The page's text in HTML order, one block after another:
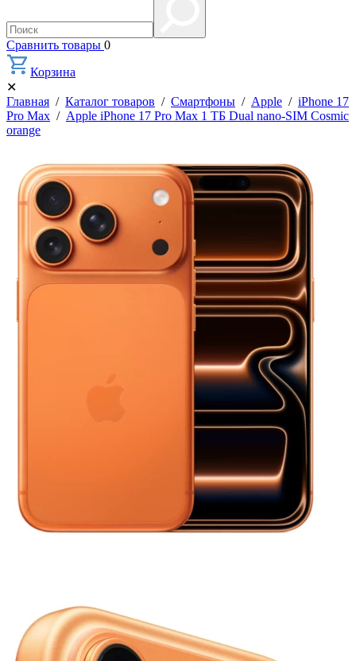
Сравнить товары 0
Корзина
✕
Главная / Каталог товаров / Смартфоны / Apple / iPhone 17
Pro Max / Apple iPhone 17 Pro Max 1 ТБ Dual nano-SIM Cosmic
orange